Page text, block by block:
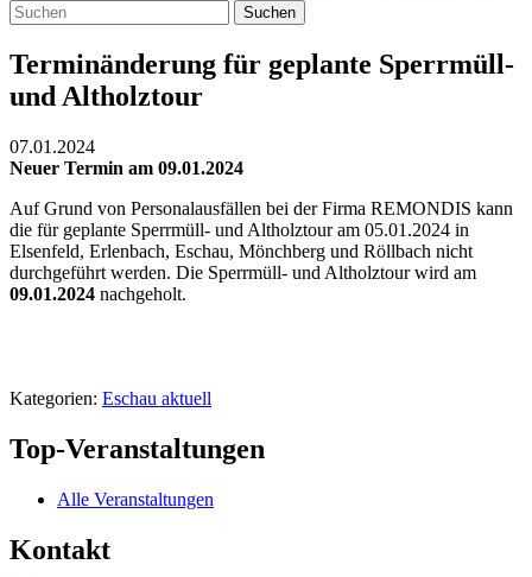
Suchen
Terminänderung für geplante Sperrmüll-
und Altholztour
07.01.2024
Neuer Termin am 09.01.2024
Auf Grund von Personalausfällen bei der Firma REMONDIS kann
die für geplante Sperrmüll- und Altholztour am 05.01.2024 in
Elsenfeld, Erlenbach, Eschau, Mönchberg und Röllbach nicht
durchgeführt werden. Die Sperrmüll- und Altholztour wird am
09.01.2024 nachgeholt.
Kategorien: Eschau aktuell
Top-Veranstaltungen
Alle Veranstaltungen
Kontakt